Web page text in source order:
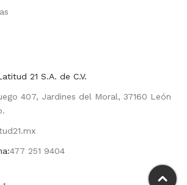
21 S.A. de C.V.
407, Jardines del Moral, 37160 León
477 251 9404